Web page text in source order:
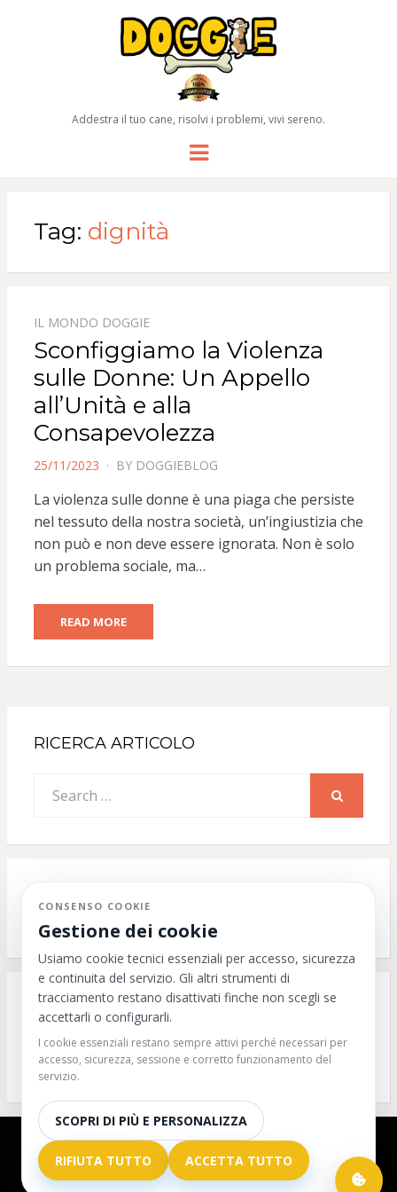
Addestra il tuo cane, risolvi i problemi, vivi sereno.
Menu
Tag: dignità
IL MONDO DOGGIE
Sconfiggiamo la Violenza
sulle Donne: Un Appello
all’Unità e alla
Consapevolezza
POSTED
25/11/2023 BY DOGGIEBLOG
La violenza sulle donne è una piaga che persiste
nel tessuto della nostra società, un’ingiustizia che
non può e non deve essere ignorata. Non è solo
un problema sociale, ma…
READ MORE
RICERCA ARTICOLO
for:
Scrivici su WhatsApp
CERCA PER CATEGORIA
Cerca
per
© Copyright 2026 -Doggie Education
C.F. 94286550481
CONSENSO COOKIE
Gestione dei cookie
Usiamo cookie tecnici essenziali per accesso, sicurezza
e continuita del servizio. Gli altri strumenti di
tracciamento restano disattivati finche non scegli se
accettarli o configurarli.
I cookie essenziali restano sempre attivi perché necessari per
accesso, sicurezza, sessione e corretto funzionamento del
servizio.
SCOPRI DI PIÙ E PERSONALIZZA
RIFIUTA TUTTO ACCETTA TUTTO